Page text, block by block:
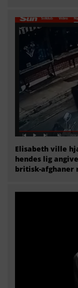
Elisabeth ville
hendes lig
britisk-afghaner